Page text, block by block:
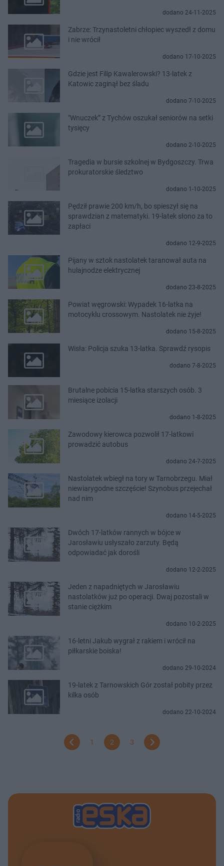
dodano 24-11-2025
Zabrze: Trzynastoletni chłopiec wyszedł z domu
i nie wrócił
dodano 17-10-2025
Gdzie jest Filip Kawalerowski? 13-latek z
Katowic zaginął bez śladu
dodano 7-10-2025
"Wnuczek” z Tychów oszukał seniorów na setki
tysięcy
dodano 2-10-2025
Tragedia w bursie szkolnej w Bydgoszczy. Trwa
prokuratorskie śledztwo
dodano 1-10-2025
Pędził prawie 200 km/h, bo spieszył się na
sprawdzian z matematyki. 19-latek słono za to
zapłaci
dodano 12-9-2025
Pijany w sztok nastolatek taranował auta na
hulajnodze elektrycznej
dodano 23-8-2025
Powiat węgrowski: Wypadek 16-latka na
motocyklu crossowym. Nastolatek nie żyje!
dodano 15-8-2025
Wisła: Policja szuka 13-latka. Sprawdź rysopis
dodano 7-8-2025
Brutalne pobicia 15-latka starszych osób. 3
miesiące izolacji
dodano 1-8-2025
Zawodowy kierowca pozwolił 17-latkowi
prowadzić autobus
dodano 24-7-2025
Nastolatek wbiegł na tory w Tarnobrzegu. Miał
niewiarygodne szczęście! Szynobus przejechał
nad nim
dodano 14-5-2025
Dwóch 17-latków rannych w bójce w
Jarosławiu usłyszało zarzuty. Będą
odpowiadać jak dorośli
dodano 12-2-2025
Jeden z napadniętych w Jarosławiu
nastolatków już po operacji. Dwaj pozostali w
stanie ciężkim
dodano 10-2-2025
16-letni Jakub wygrał z rakiem i wrócił na
piłkarskie boiska!
dodano 29-10-2024
19-latek z Tarnowskich Gór został pobity przez
kilka osób
dodano 22-10-2024
1 2 3